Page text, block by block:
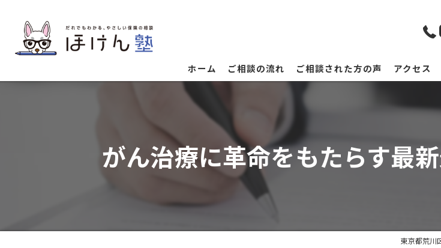
ホーム ご相談の流れ ご相談された方の声 アクセス
ほけん塾
がん治療に革命をもたらす最
東京都荒川